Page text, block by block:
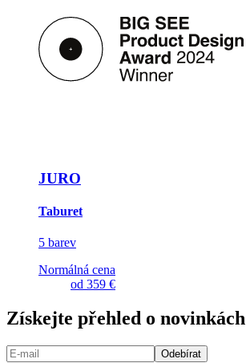
JURO
Taburet
5 barev
Normálná cena
od 359 €
Získejte přehled o novinkách
Odebírat